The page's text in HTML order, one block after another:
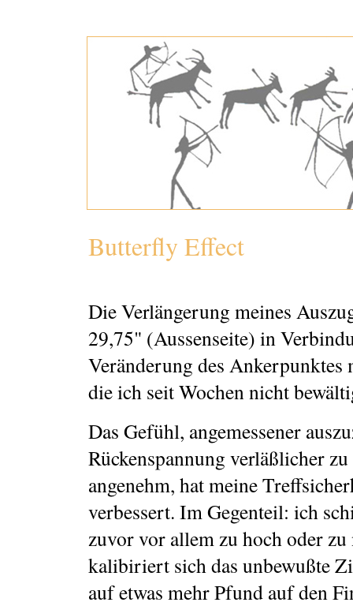
Butterfly Effect
Die Verlängerung meines
29,75" (Aussenseite) in
Veränderung des Ankerpunktes
die ich seit Wochen nicht
Das Gefühl, angemessener
Rückenspannung verläßlicher
angenehm, hat meine
verbessert. Im Gegenteil: ich
zuvor vor allem zu hoch oder
kalibiriert sich das unbewußte
auf etwas mehr Pfund auf den